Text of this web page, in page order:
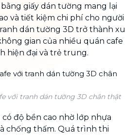
giấy dán tường mang lại
và tiết kiệm chi phí cho người
dán tường 3D trở thành xu
gian của nhiều quán cafe
hiện đại và trẻ trung.
với tranh dán tường 3D chân thật
độ bền cao nhờ lớp nhựa
chống thấm. Quá trình thi